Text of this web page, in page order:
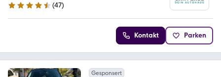
4.3 Sterne
(47)
Kontakt Parken
Gesponsert